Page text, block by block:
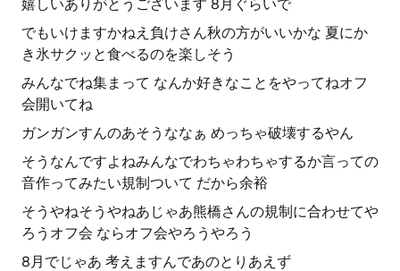
嬉しいありがとうございます 8月ぐらいで
でもいけますかねえ負けさん秋の方がいいかな 夏にか
き氷サクッと食べるのを楽しそう
みんなでね集まって なんか好きなことをやってねオフ
会開いてね
ガンガンすんのあそうななぁ めっちゃ破壊するやん
そうなんですよねみんなでわちゃわちゃするか言っての
音作ってみたい規制ついて だから余裕
そうやねそうやねあじゃあ熊橋さんの規制に合わせてや
ろうオフ会 ならオフ会やろうやろう
8月でじゃあ 考えますんであのとりあえず